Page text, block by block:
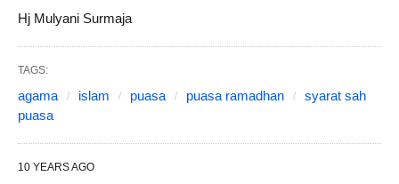
Hj Mulyani Surmaja
TAGS:
agama islam puasa puasa ramadhan
syarat sah
puasa
10 YEARS AGO